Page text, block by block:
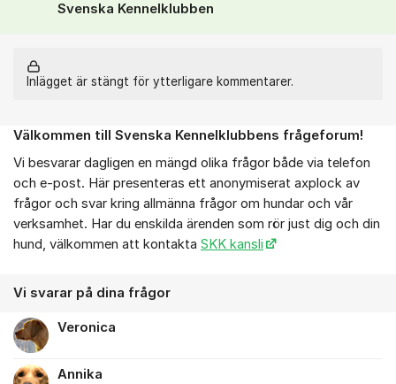
Svenska Kennelklubben
Inlägget är stängt för ytterligare kommentarer.
Om forumet
Välkommen till Svenska Kennelklubbens frågeforum!
Vi besvarar dagligen en mängd olika frågor både via telefon
och e-post. Här presenteras ett anonymiserat axplock av
frågor och svar kring allmänna frågor om hundar och vår
verksamhet. Har du enskilda ärenden som rör just dig och din
hund, välkommen att kontakta SKK kansli
Vi svarar på dina frågor
Veronica
Annika